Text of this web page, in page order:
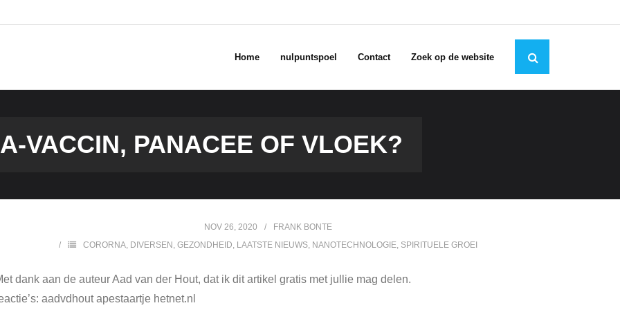
Home nulpuntspoel Contact Zoek op de website
VACCIN, PANACEE OF VLOEK?
NOV 26, 2020
FRANK BONTE
CORORNA, DIVERSEN ,GEZONDHEID, LAATSTE NIEUWS, NANOTECHNOLOGIE, SPIRITUELE GROEI
dank aan de auteur Aad van der Hout, dat ik dit artikel gratis met jullie mag delen.
aadvdhout apestaartje hetnet.nl